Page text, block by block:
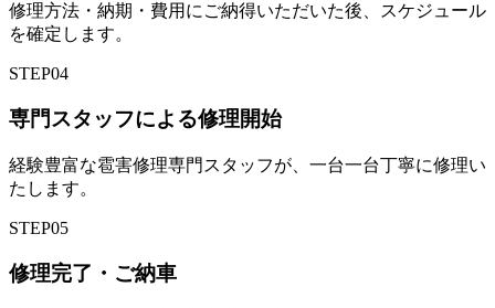
修理方法・納期・費用にご納得いただいた後、スケジュール
を確定します。
STEP04
専門スタッフによる修理開始
経験豊富な雹害修理専門スタッフが、一台一台丁寧に修理い
たします。
STEP05
修理完了・ご納車